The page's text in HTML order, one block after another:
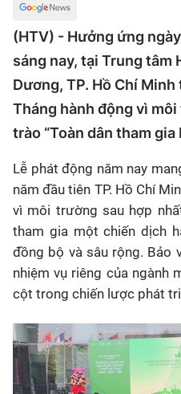
(HTV) - Hưởng ứng
sáng nay, tại Trung tâm
Dương, TP. Hồ Chí
Tháng hành động vì
trào “Toàn dân tham gia
Lễ phát động năm nay
năm đầu tiên TP. Hồ Chí
vì môi trường sau hợp
tham gia một chiến dịch
đồng bộ và sâu rộng. Bảo
nhiệm vụ riêng của ngành
cột trong chiến lược phát